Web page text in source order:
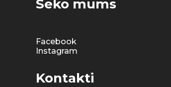
Seko mums
Facebook
Instagram
Kontakti